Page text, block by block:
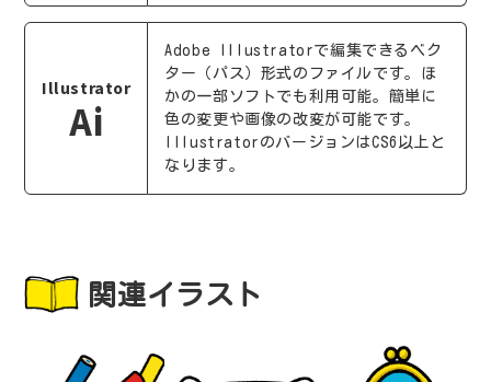
Illustrator
Ai
Adobe Illustratorで編集できるベク
ター（パス）形式のファイルです。ほ
かの一部ソフトでも利用可能。簡単に
色の変更や画像の改変が可能です。
IllustratorのバージョンはCS6以上と
なります。
関連イラスト